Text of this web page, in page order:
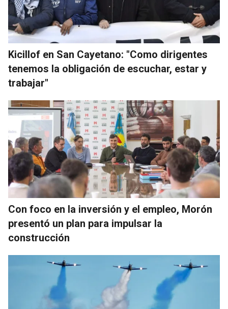
Kicillof en San Cayetano: "Como dirigentes
tenemos la obligación de escuchar, estar y
trabajar"
Con foco en la inversión y el empleo, Morón
presentó un plan para impulsar la
construcción